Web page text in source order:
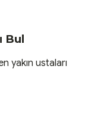
Bul
yakın ustaları